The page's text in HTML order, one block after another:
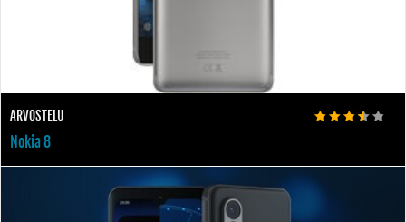
ARVOSTELU
Nokia 8